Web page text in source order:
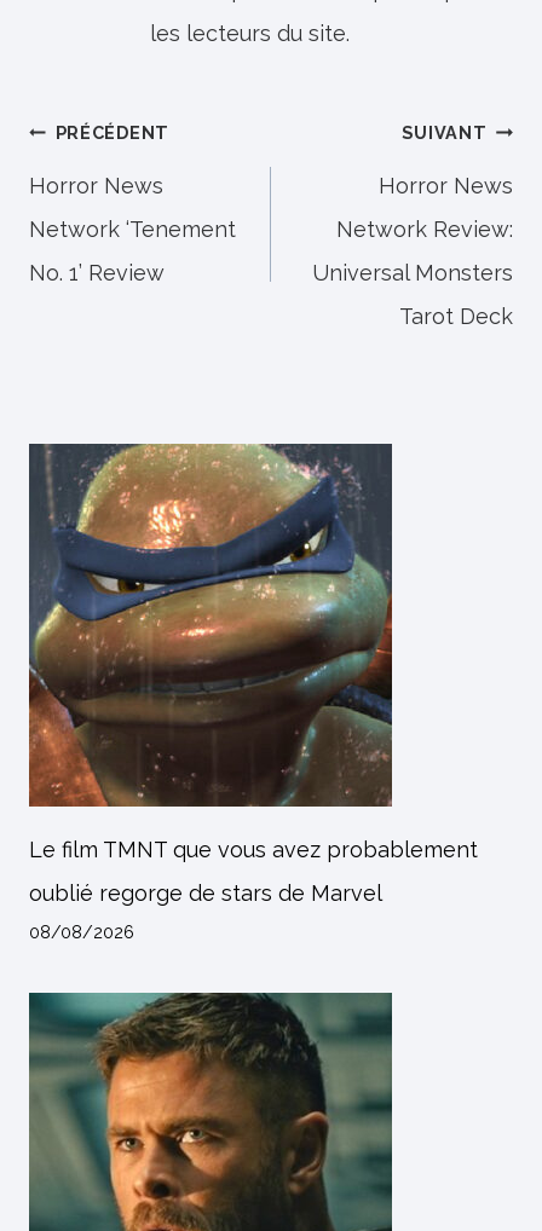
les lecteurs du site.
Navigation
de
l’article
PRÉCÉDENT
Horror News
Network ‘Tenement
No. 1’ Review
SUIVANT
Horror News
Network Review:
Universal Monsters
Tarot Deck
Le film TMNT que vous avez probablement
oublié regorge de stars de Marvel
08/08/2026